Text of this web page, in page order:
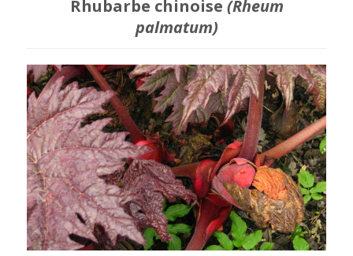
Rhubarbe chinoise (Rheum
palmatum)